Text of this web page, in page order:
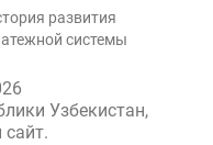
развития
системы
Узбекистан,